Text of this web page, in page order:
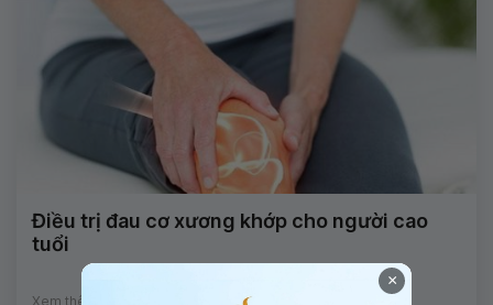
Điều trị đau cơ xương khớp cho người cao
tuổi
Xem thêm
×